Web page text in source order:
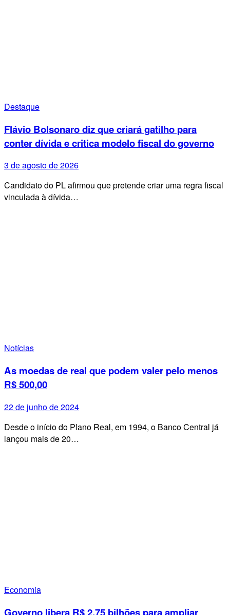
Destaque
Flávio Bolsonaro diz que criará gatilho para
conter dívida e critica modelo fiscal do governo
3 de agosto de 2026
Candidato do PL afirmou que pretende criar uma regra fiscal
vinculada à dívida…
Notícias
As moedas de real que podem valer pelo menos
R$ 500,00
22 de junho de 2024
Desde o início do Plano Real, em 1994, o Banco Central já
lançou mais de 20…
Economia
Governo libera R$ 2,75 bilhões para ampliar